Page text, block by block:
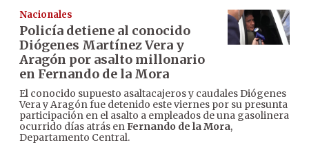
Nacionales
Policía detiene al conocido
Diógenes Martínez Vera y
Aragón por asalto millonario
en Fernando de la Mora
El conocido supuesto asaltacajeros y caudales Diógenes
Vera y Aragón fue detenido este viernes por su presunta
participación en el asalto a empleados de una gasolinera
ocurrido días atrás enFernando de la Mora,
Departamento Central.